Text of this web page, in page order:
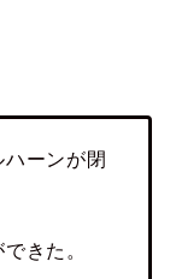
ーンが閉
きた。